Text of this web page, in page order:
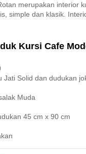
merupakan interior
simple dan klasik.
Kursi Cafe
Jati Solid dan dudukan
Muda
45 cm x 90 cm